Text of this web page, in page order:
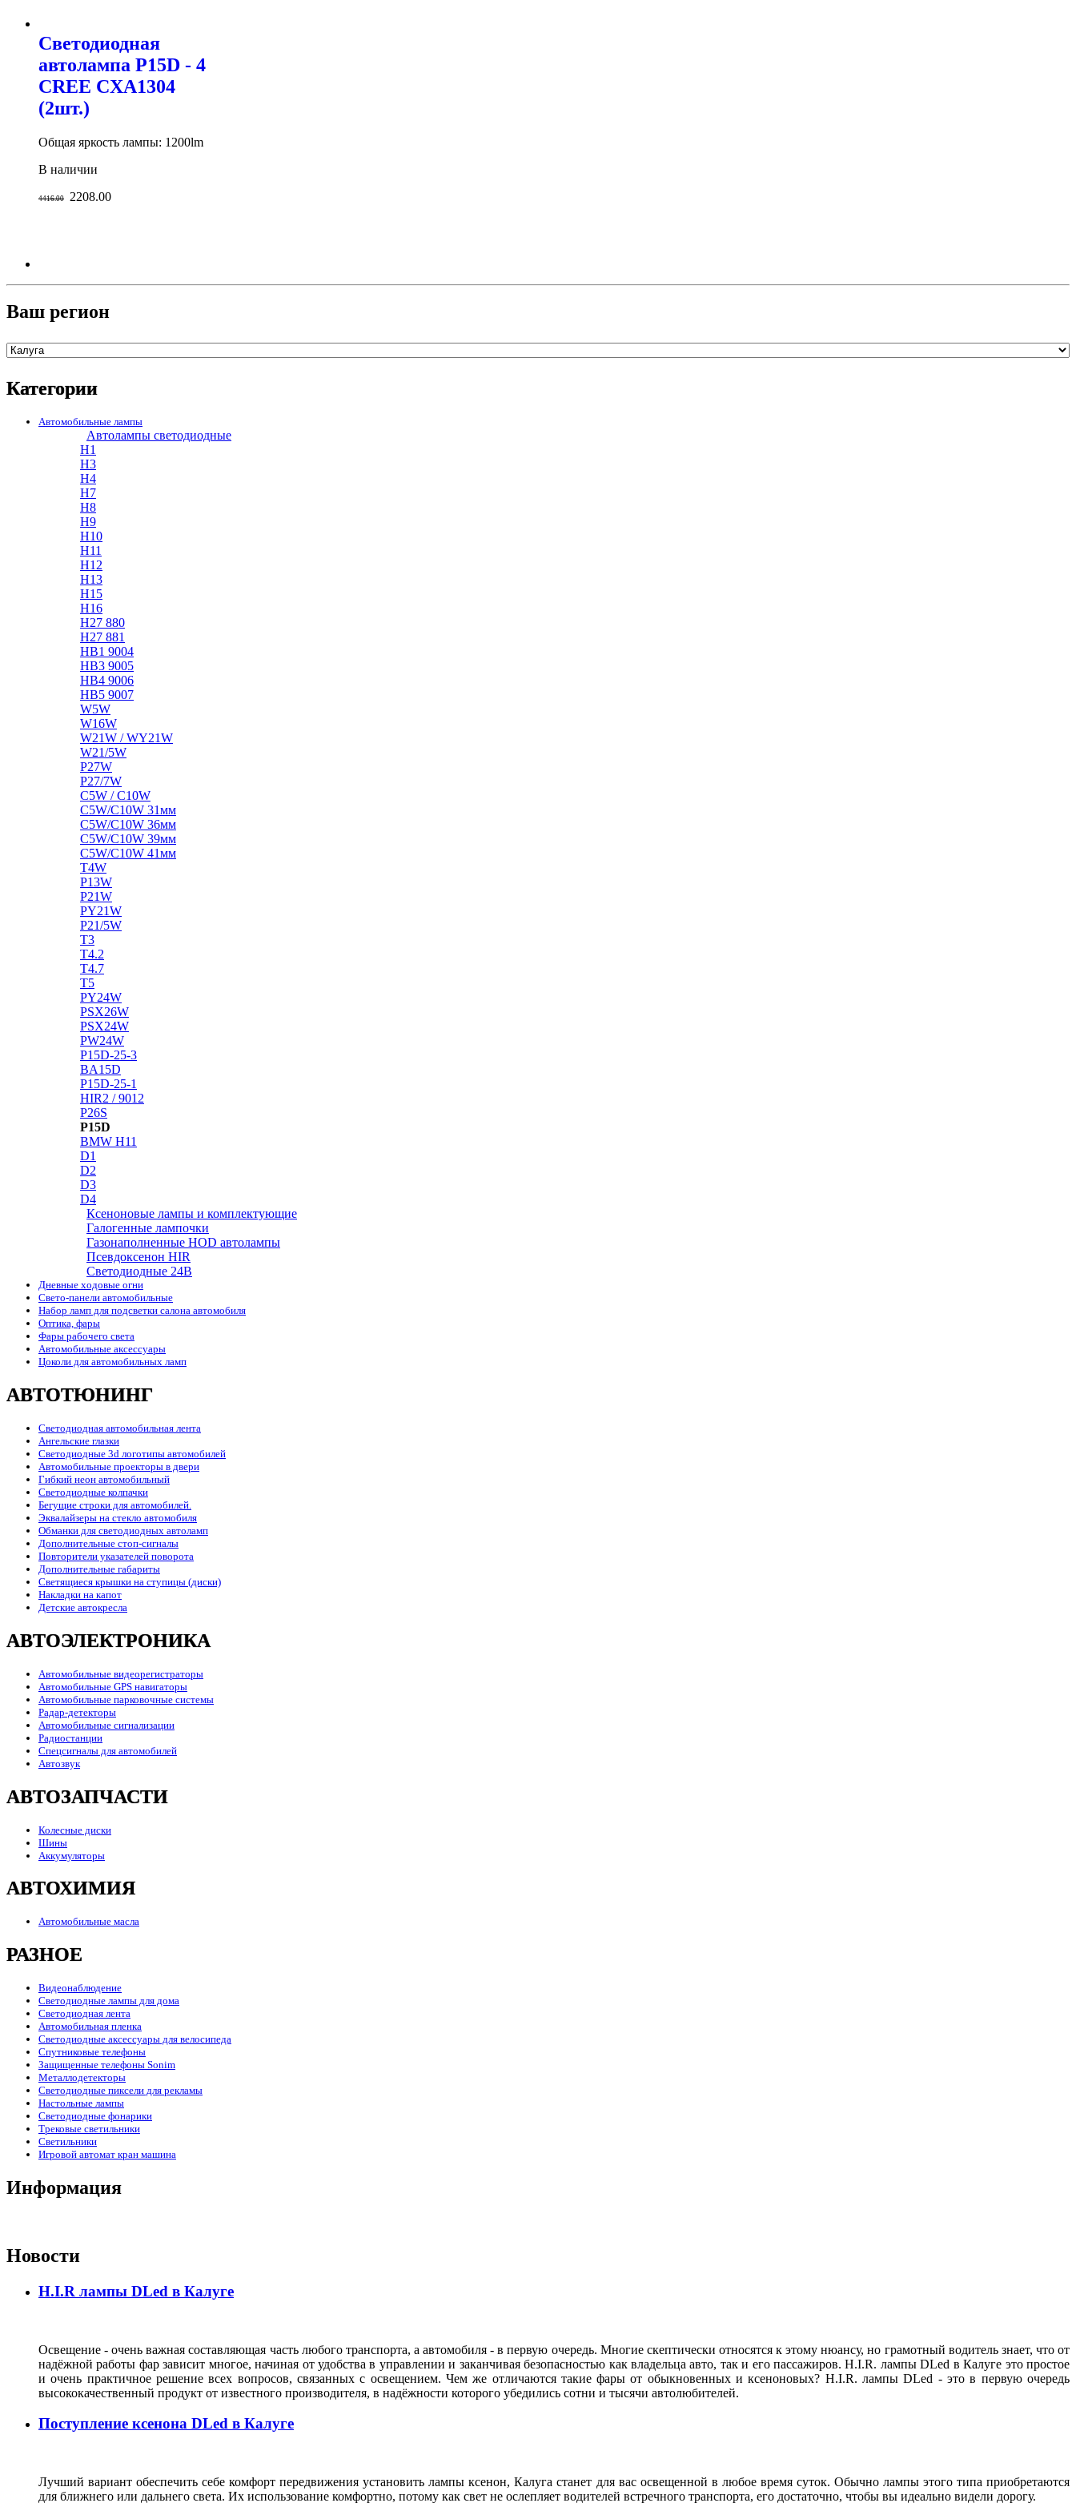
Светодиодная
автолампа P15D - 4
CREE CXA1304
(2шт.)
Общая яркость лампы: 1200lm
В наличии
4416.00 2208.00
Ваш регион
Категории
Автомобильные лампы
Автолампы светодиодные
H1
H3
H4
H7
H8
H9
H10
H11
H12
H13
H15
H16
H27 880
H27 881
HB1 9004
HB3 9005
HB4 9006
HB5 9007
W5W
W16W
W21W / WY21W
W21/5W
P27W
P27/7W
C5W / C10W
C5W/C10W 31мм
C5W/C10W 36мм
C5W/C10W 39мм
C5W/C10W 41мм
T4W
P13W
P21W
PY21W
P21/5W
T3
T4.2
T4.7
T5
PY24W
PSX26W
PSX24W
PW24W
P15D-25-3
BA15D
P15D-25-1
HIR2 / 9012
P26S
P15D
BMW H11
D1
D2
D3
D4
Ксеноновые лампы и комплектующие
Галогенные лампочки
Газонаполненные HOD автолампы
Псевдоксенон HIR
Cветодиодные 24B
Дневные ходовые огни
Свето-панели автомобильные
Набор ламп для подсветки салона автомобиля
Оптика, фары
Фары рабочего света
Автомобильные аксессуары
Цоколи для автомобильных ламп
АВТОТЮНИНГ
Светодиодная автомобильная лента
Ангельские глазки
Светодиодные 3d логотипы автомобилей
Автомобильные проекторы в двери
Гибкий неон автомобильный
Светодиодные колпачки
Бегущие строки для автомобилей.
Эквалайзеры на стекло автомобиля
Обманки для светодиодных автоламп
Дополнительные стоп-сигналы
Повторители указателей поворота
Дополнительные габариты
Светящиеся крышки на ступицы (диски)
Накладки на капот
Детские автокресла
АВТОЭЛЕКТРОНИКА
Автомобильные видеорегистраторы
Автомобильные GPS навигаторы
Автомобильные парковочные системы
Радар-детекторы
Автомобильные сигнализации
Радиостанции
Спецсигналы для автомобилей
Автозвук
АВТОЗАПЧАСТИ
Колесные диски
Шины
Аккумуляторы
АВТОХИМИЯ
Автомобильные масла
РАЗНОЕ
Видеонаблюдение
Светодиодные лампы для дома
Светодиодная лента
Автомобильная пленка
Светодиодные аксессуары для велосипеда
Спутниковые телефоны
Защищенные телефоны Sonim
Металлодетекторы
Светодиодные пиксели для рекламы
Настольные лампы
Светодиодные фонарики
Трековые светильники
Светильники
Игровой автомат кран машина
Информация
Новости
H.I.R лампы DLed в Калуге
Освещение - очень важная составляющая часть любого транспорта, а автомобиля - в первую очередь. Многие скептически относятся к этому нюансу, но грамотный водитель знает, что от
надёжной работы фар зависит многое, начиная от удобства в управлении и заканчивая безопасностью как владельца авто, так и его пассажиров. H.I.R. лампы DLed в Калуге это простое
и очень практичное решение всех вопросов, связанных с освещением. Чем же отличаются такие фары от обыкновенных и ксеноновых? H.I.R. лампы DLed - это в первую очередь
высококачественный продукт от известного производителя, в надёжности которого убедились сотни и тысячи автолюбителей.
Поступление ксенона DLed в Калуге
Лучший вариант обеспечить себе комфорт передвижения установить лампы ксенон, Калуга станет для вас освещенной в любое время суток. Обычно лампы этого типа приобретаются
для ближнего или дальнего света. Их использование комфортно, потому как свет не ослепляет водителей встречного транспорта, его достаточно, чтобы вы идеально видели дорогу.